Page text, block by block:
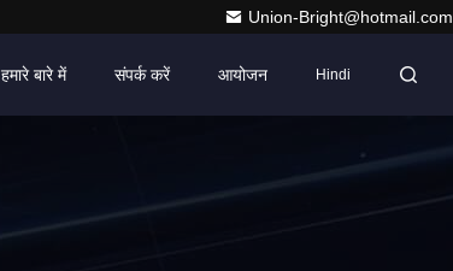
Union-Bright@hotmail.com
हमारे बारे में संपर्क करें आयोजन Hindi